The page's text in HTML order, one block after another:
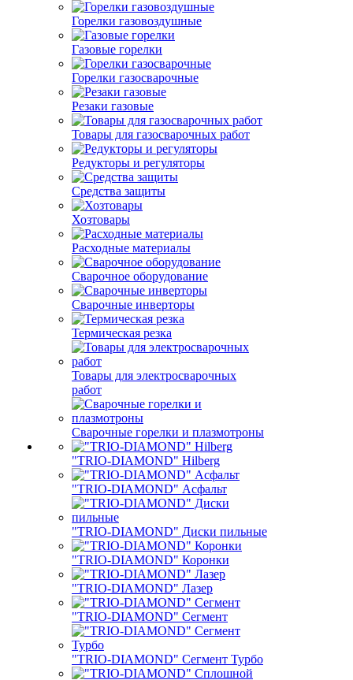
Горелки газовоздушные
Газовые горелки
Горелки газосварочные
Резаки газовые
Товары для газосварочных работ
Редукторы и регуляторы
Средства защиты
Хозтовары
Расходные материалы
Сварочное оборудование
Сварочные инверторы
Термическая резка
Товары для электросварочных
работ
Сварочные горелки и плазмотроны
"TRIO-DIAMOND" Hilberg
"TRIO-DIAMOND" Асфальт
"TRIO-DIAMOND" Диски пильные
"TRIO-DIAMOND" Коронки
"TRIO-DIAMOND" Лазер
"TRIO-DIAMOND" Сегмент
"TRIO-DIAMOND" Сегмент Турбо